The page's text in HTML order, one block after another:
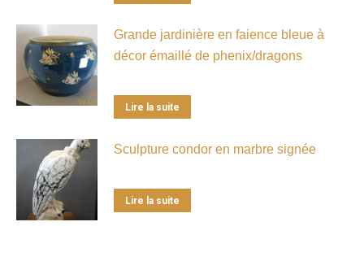
Grande jardinière en faience bleue à
décor émaillé de phenix/dragons
Lire la suite
Sculpture condor en marbre signée
Lire la suite